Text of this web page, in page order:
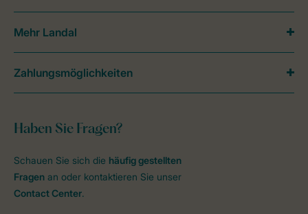
Haben Sie Fragen?
Schauen Sie sich die häufig gestellten
Fragen an oder kontaktieren Sie unser
Contact Center.
Mehr Landal
Zahlungsmöglichkeiten